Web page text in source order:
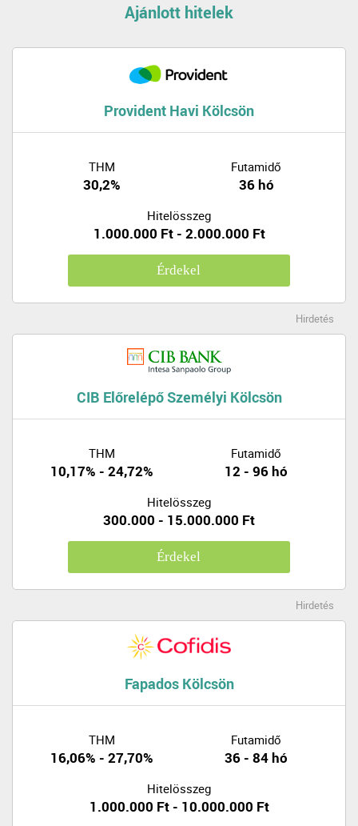
Ajánlott hitelek
Provident Havi Kölcsön
THM
30,2%
Futamidő
36 hó
Hitelösszeg
1.000.000 Ft - 2.000.000 Ft
Érdekel
Hirdetés
CIB Előrelépő Személyi Kölcsön
THM
10,17% - 24,72%
Futamidő
12 - 96 hó
Hitelösszeg
300.000 - 15.000.000 Ft
Érdekel
Hirdetés
Fapados Kölcsön
THM
16,06% - 27,70%
Futamidő
36 - 84 hó
Hitelösszeg
1.000.000 Ft - 10.000.000 Ft